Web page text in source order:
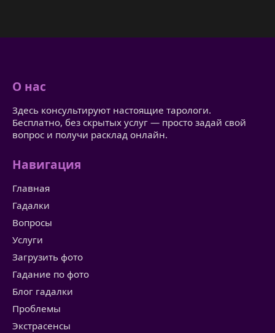
О нас
Здесь консультируют настоящие тарологи.
Бесплатно, без скрытых услуг — просто задай свой
вопрос и получи расклад онлайн.
Навигация
Главная
Гадалки
Вопросы
Услуги
Загрузить фото
Гадание по фото
Блог гадалки
Проблемы
Экстрасенсы